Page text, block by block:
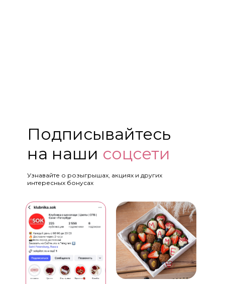
Узнавайте о розыгрышах, акциях и других
интересных бонусах
Подписывайтесь
на наши соцсети